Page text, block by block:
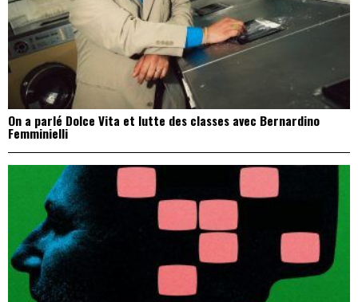
On a parlé Dolce Vita et lutte des classes avec Bernardino
Femminielli